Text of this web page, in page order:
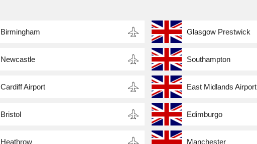
Birmingham Glasgow Prestwick
Newcastle Southampton
Cardiff Airport East Midlands Airport
Bristol Edimburgo
Heathrow Manchester